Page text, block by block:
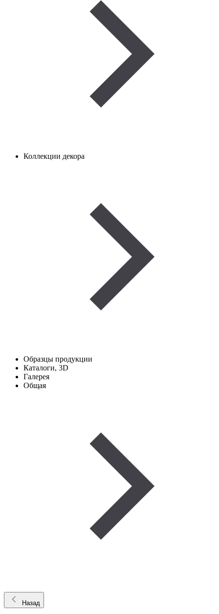
Коллекции декора
Образцы продукции
Каталоги, 3D
Галерея
Общая
Назад